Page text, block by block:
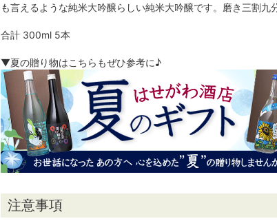
も言えるような純米大吟醸らしい純米大吟醸です。磨き三割九
合計 300ml 5本
▼夏の贈り物はこちらもぜひ参考に♪
注意事項